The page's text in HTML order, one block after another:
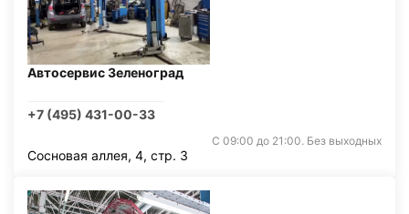
Автосервис Зеленоград
+7 (495) 431-00-33
С 09:00 до 21:00. Без выходных
Сосновая аллея, 4, стр. 3